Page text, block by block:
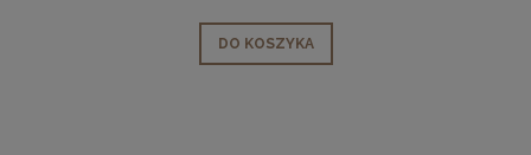
DO KOSZYKA